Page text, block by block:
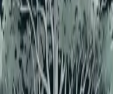
DNAに自らのT-DNA（転移
分裂を引き起こし、根や地際
形成する。根頭癌腫病と類似
範な部位に発生し得る。盆栽
ウ、リンゴなど多数の樹種に
樹を持ち込まないことが第一
切除し、切り口を消毒して癒
は再利用しない。【関東】発
4月〜10月（傷口から侵入）